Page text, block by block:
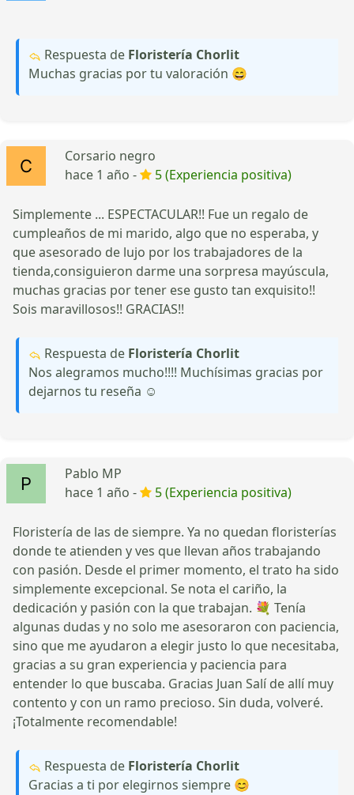
Respuesta de Floristería Chorlit
Muchas gracias por tu valoración 😄
Corsario negro
hace 1 año -
5 (Experiencia positiva)
Simplemente ... ESPECTACULAR!! Fue un regalo de
cumpleaños de mi marido, algo que no esperaba, y
que asesorado de lujo por los trabajadores de la
tienda,consiguieron darme una sorpresa mayúscula,
muchas gracias por tener ese gusto tan exquisito!!
Sois maravillosos!! GRACIAS!!
Respuesta de Floristería Chorlit
Nos alegramos mucho!!!! Muchísimas gracias por
dejarnos tu reseña ☺️
Pablo MP
hace 1 año -
5 (Experiencia positiva)
Floristería de las de siempre. Ya no quedan floristerías
donde te atienden y ves que llevan años trabajando
con pasión. Desde el primer momento, el trato ha sido
simplemente excepcional. Se nota el cariño, la
dedicación y pasión con la que trabajan. 💐 Tenía
algunas dudas y no solo me asesoraron con paciencia,
sino que me ayudaron a elegir justo lo que necesitaba,
gracias a su gran experiencia y paciencia para
entender lo que buscaba. Gracias Juan Salí de allí muy
contento y con un ramo precioso. Sin duda, volveré.
¡Totalmente recomendable!
Respuesta de Floristería Chorlit
Gracias a ti por elegirnos siempre 😊